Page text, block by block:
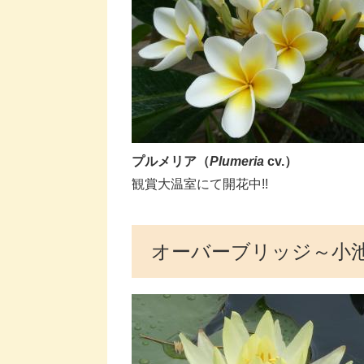
プルメリア​（Plumeria cv.）
​観賞大温室にて開花中!!​​
オーバーブリッジ～小